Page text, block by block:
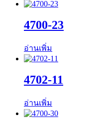
4700-23
อ่านเพิ่ม
4702-11
อ่านเพิ่ม